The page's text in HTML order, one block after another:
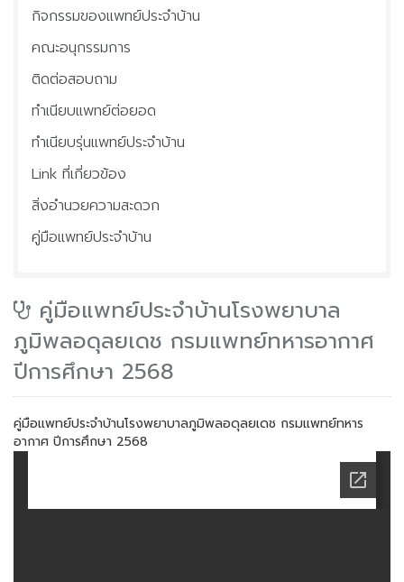
กิจกรรมของแพทย์ประจำบ้าน
คณะอนุกรรมการ
ติดต่อสอบถาม
ทำเนียบแพทย์ต่อยอด
ทำเนียบรุ่นแพทย์ประจำบ้าน
Link ที่เกี่ยวข้อง
สิ่งอำนวยความสะดวก
คู่มือแพทย์ประจำบ้าน
คู่มือแพทย์ประจำบ้านโรงพยาบาล
ภูมิพลอดุลยเดช กรมแพทย์ทหารอากาศ
ปีการศึกษา 2568
คู่มือแพทย์ประจำบ้านโรงพยาบาลภูมิพลอดุลยเดช กรมแพทย์ทหาร
อากาศ ปีการศึกษา 2568